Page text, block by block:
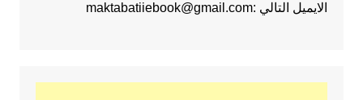
الايميل التالي :maktabatiiebook@gmail.com